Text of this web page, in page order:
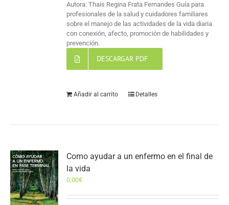
Autora: Thais Regina Frata Fernandes Guía para
profesionales de la salud y cuidadores familiares
sobre el manejo de las actividades de la vida diaria
con conexión, afecto, promoción de habilidades y
prevención.
DESCARGAR PDF
Añadir al carrito Detalles
Como ayudar a un enfermo en el final de
la vida
0,00€